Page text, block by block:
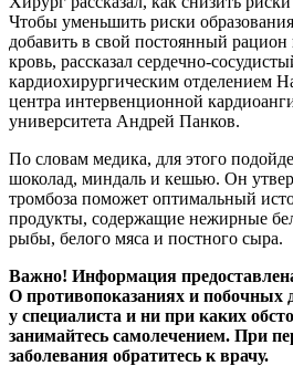
Чтобы уменьшить риски
добавить в свой постоянный
кровь, рассказал сердечно-
кардиохирургическим отделением
центра интервенционной
университета Андрей Панков.
По словам медика, для этого
шоколад, миндаль и кешью. Он
тромбоза поможет оптимальный
продукты, содержащие нежирные
рыбы, белого мяса и постного сыра.
Важно! Информация
О противопоказаниях и побочных
у специалиста и ни при каких
занимайтесь самолечением. При
заболевания обратитесь к врачу.